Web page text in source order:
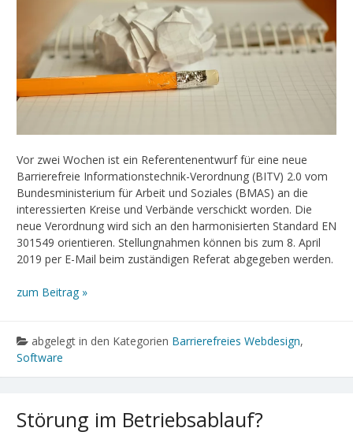
Vor zwei Wochen ist ein Referentenentwurf für eine neue
Barrierefreie Informationstechnik-Verordnung (BITV) 2.0 vom
Bundesministerium für Arbeit und Soziales (BMAS) an die
interessierten Kreise und Verbände verschickt worden. Die
neue Verordnung wird sich an den harmonisierten Standard EN
301549 orientieren. Stellungnahmen können bis zum 8. April
2019 per E-Mail beim zuständigen Referat abgegeben werden.
zum Beitrag »
abgelegt in den Kategorien Barrierefreies Webdesign,
Software
Störung im Betriebsablauf?